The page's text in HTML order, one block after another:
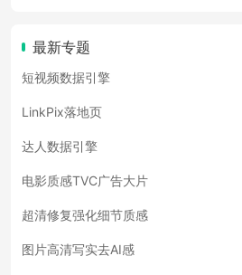
最新专题
短视频数据引擎
LinkPix落地页
达人数据引擎
电影质感TVC广告大片
超清修复强化细节质感
图片高清写实去AI感